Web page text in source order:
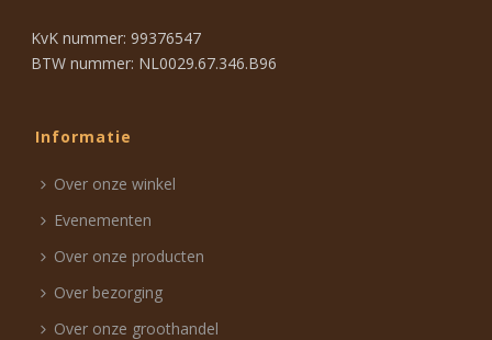
KvK nummer: 99376547
BTW nummer: NL0029.67.346.B96
Informatie
Over onze winkel
Evenementen
Over onze producten
Over bezorging
Over onze groothandel